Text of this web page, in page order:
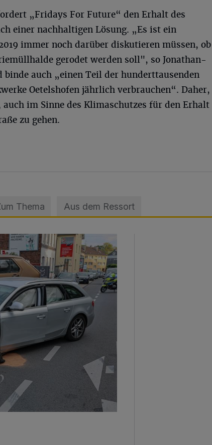
„Fridays For Future“ den Erhalt des
einer nachhaltigen Lösung. „Es ist ein
immer noch darüber diskutieren müssen, ob
gerodet werden soll", so Jonathan-
binde auch „einen Teil der hunderttausenden
Oetelshofen jährlich verbrauchen“. Daher,
im Sinne des Klimaschutzes für den Erhalt
zu gehen.
Thema Aus dem Ressort